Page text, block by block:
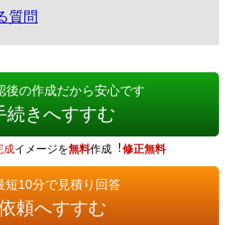
質問
後の作成だから安心です
続きへすすむ
成イメージを無料作成︕修正無料
短10分で見積り回答
頼へすすむ